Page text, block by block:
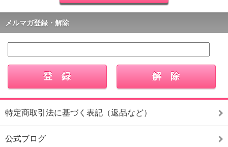
メルマガ登録・解除
特定商取引法に基づく表記（返品など）
公式ブログ